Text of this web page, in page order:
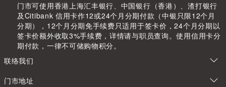
门市可使用香港上海汇丰银行、中国银行（香港）、渣打银行
及Citibank 信用卡作12或24个月分期付款（中银只限12个月
分期），12个月分期免手续费只适用于签卡价，24个月分期以
签卡价额外收取3%手续费，详情请与职员查询。使用信用卡分
期付款，一律不可储购物积分。
联络我们
门市地址